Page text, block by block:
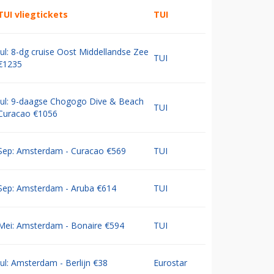
vliegtickets TUI
8-dg cruise Oost Middellandse Zee
TUI
9-daagse Chogogo Dive & Beach
€1056
TUI
Amsterdam - Curacao €569 TUI
Amsterdam - Aruba €614 TUI
Amsterdam - Bonaire €594 TUI
Amsterdam - Berlijn €38 Eurostar